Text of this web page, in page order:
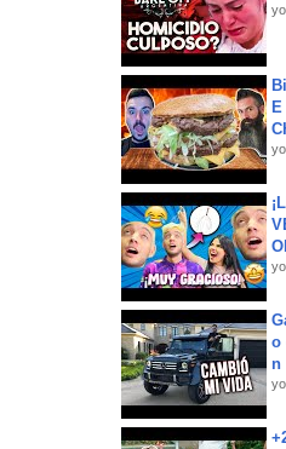
o
n